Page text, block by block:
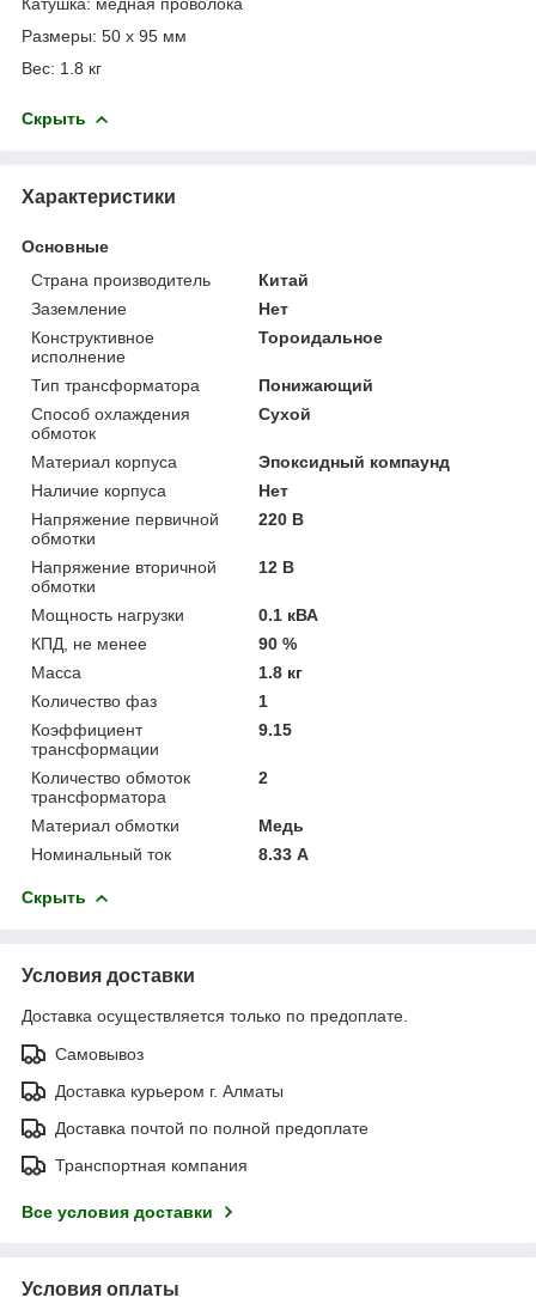
Размеры: 50 х 95 мм
Вес: 1.8 кг
Скрыть
Характеристики
Основные
Страна производитель
Китай
Заземление
Нет
Конструктивное
исполнение
Тороидальное
Тип трансформатора
Понижающий
Способ охлаждения
обмоток
Сухой
Материал корпуса
Эпоксидный компаунд
Наличие корпуса
Нет
Напряжение первичной
обмотки
220 В
Напряжение вторичной
обмотки
12 В
Мощность нагрузки
0.1 кВА
КПД, не менее
90 %
Масса
1.8 кг
Количество фаз
1
Коэффициент
трансформации
9.15
Количество обмоток
трансформатора
2
Материал обмотки
Медь
Номинальный ток
8.33 А
Скрыть
Условия доставки
Доставка осуществляется только по предоплате.
Самовывоз
Доставка курьером г. Алматы
Доставка почтой по полной предоплате
Транспортная компания
Все условия доставки
Условия оплаты